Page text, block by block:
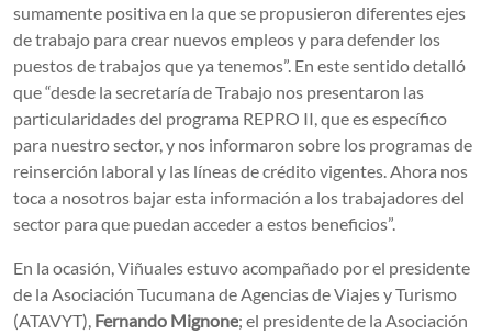
sumamente positiva en la que se propusieron diferentes ejes
de trabajo para crear nuevos empleos y para defender los
puestos de trabajos que ya tenemos”. En este sentido detalló
que “desde la secretaría de Trabajo nos presentaron las
particularidades del programa REPRO II, que es específico
para nuestro sector, y nos informaron sobre los programas de
reinserción laboral y las líneas de crédito vigentes. Ahora nos
toca a nosotros bajar esta información a los trabajadores del
sector para que puedan acceder a estos beneficios”.
En la ocasión, Viñuales estuvo acompañado por el presidente
de la Asociación Tucumana de Agencias de Viajes y Turismo
(ATAVYT), Fernando Mignone; el presidente de la Asociación